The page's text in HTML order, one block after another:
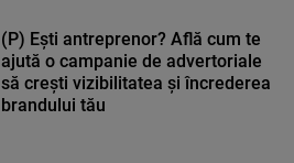
(P) Ești antreprenor? Află cum te
ajută o campanie de advertoriale
să crești vizibilitatea și încrederea
brandului tău